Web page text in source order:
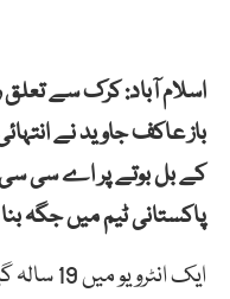
اسلام آباد: کرک سے تعلق
باز عاکف جاوید نے
کے بل بوتے پر اے سی سی
پاکستانی ٹیم میں جگہ
ایک